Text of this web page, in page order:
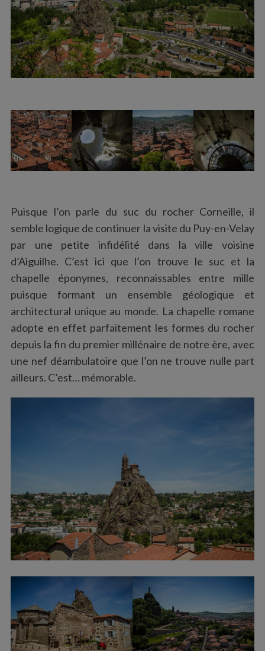
Puisque l’on parle du suc du rocher Corneille, il
semble logique de continuer la visite du Puy-en-Velay
par une petite infidélité dans la ville voisine
d’Aiguilhe. C’est ici que l’on trouve le suc et la
chapelle éponymes, reconnaissables entre mille
puisque formant un ensemble géologique et
architectural unique au monde. La chapelle romane
adopte en effet parfaitement les formes du rocher
depuis la fin du premier millénaire de notre ère, avec
une nef déambulatoire que l’on ne trouve nulle part
ailleurs. C’est… mémorable.
S
e
a
h
f
o